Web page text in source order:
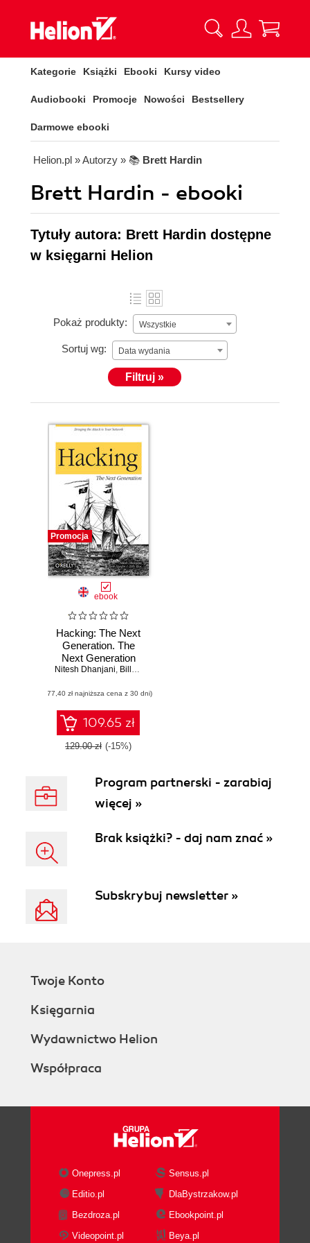
Kategorie Książki Ebooki Kursy video
Audiobooki Promocje Nowości Bestsellery
Darmowe ebooki
Helion.pl » Autorzy » 📚 Brett Hardin
Brett Hardin - ebooki
Tytuły autora: Brett Hardin dostępne
w księgarni Helion
Pokaż produkty: Wszystkie
Sortuj wg: Data wydania
Filtruj »
Promocja
ebook
Hacking: The Next
Generation. The
Next Generation
Nitesh Dhanjani, Billy Rios
(77,40 zł najniższa cena z 30 dni)
109.65 zł
129.00 zł (-15%)
Program partnerski - zarabiaj
więcej »
Brak książki? - daj nam znać »
Subskrybuj newsletter »
Twoje Konto
Księgarnia
Wydawnictwo Helion
Współpraca
Onepress.pl
Sensus.pl
Editio.pl
DlaBystrzakow.pl
Bezdroza.pl
Ebookpoint.pl
Videopoint.pl
Beya.pl